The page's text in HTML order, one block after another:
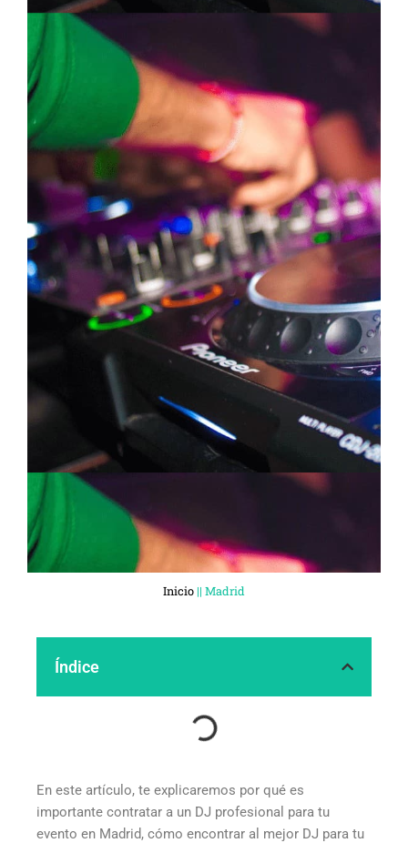
Inicio || Madrid
Índice
En este artículo, te explicaremos por qué es
importante contratar a un DJ profesional para tu
evento en Madrid, cómo encontrar al mejor DJ para tu